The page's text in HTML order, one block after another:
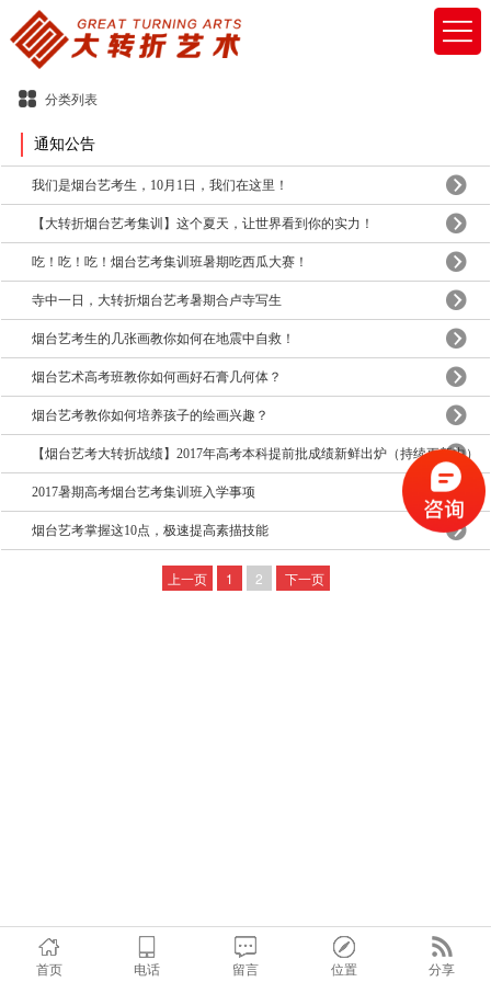
分类列表
通知公告
我们是烟台艺考生，10月1日，我们在这里！
【大转折烟台艺考集训】这个夏天，让世界看到你的实力！
吃！吃！吃！烟台艺考集训班暑期吃西瓜大赛！
寺中一日，大转折烟台艺考暑期合卢寺写生
烟台艺考生的几张画教你如何在地震中自救！
烟台艺术高考班教你如何画好石膏几何体？
烟台艺考教你如何培养孩子的绘画兴趣？
【烟台艺考大转折战绩】2017年高考本科提前批成绩新鲜出炉（持续更新中）
2017暑期高考烟台艺考集训班入学事项
烟台艺考掌握这10点，极速提高素描技能
上一页 1 2 下一页
首页 电话 留言 位置 分享